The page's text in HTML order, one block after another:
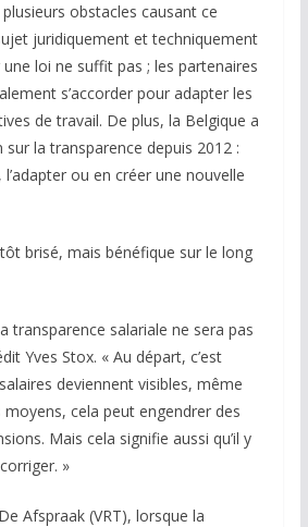
obstacles causant ce
juridiquement et techniquement
loi ne suffit pas ; les partenaires
s’accorder pour adapter les
de travail. De plus, la Belgique a
la transparence depuis 2012 :
ou en créer une nouvelle
brisé, mais bénéfique sur le long
transparence salariale ne sera pas
Yves Stox. « Au départ, c’est
deviennent visibles, même
moyens, cela peut engendrer des
Mais cela signifie aussi qu’il y
»
Afspraak (VRT), lorsque la